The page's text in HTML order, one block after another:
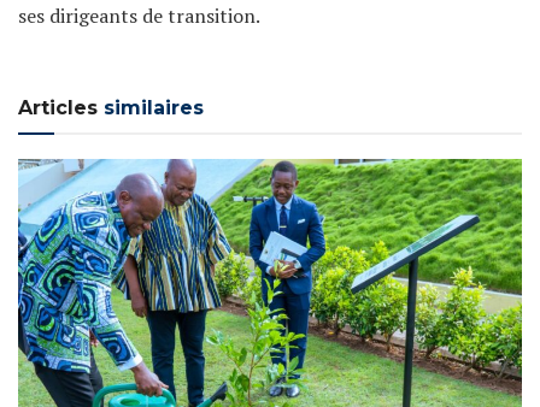
ses dirigeants de transition.
Articles similaires